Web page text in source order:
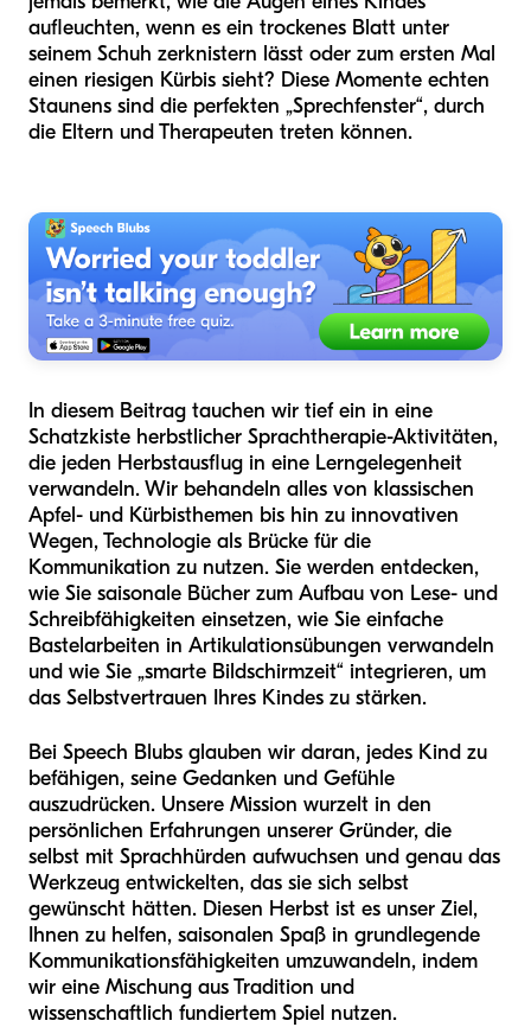
aufleuchten, wenn es ein trockenes Blatt unter
seinem Schuh zerknistern lässt oder zum ersten Mal
einen riesigen Kürbis sieht? Diese Momente echten
Staunens sind die perfekten „Sprechfenster“, durch
die Eltern und Therapeuten treten können.
In diesem Beitrag tauchen wir tief ein in eine
Schatzkiste herbstlicher Sprachtherapie-Aktivitäten,
die jeden Herbstausflug in eine Lerngelegenheit
verwandeln. Wir behandeln alles von klassischen
Apfel- und Kürbisthemen bis hin zu innovativen
Wegen, Technologie als Brücke für die
Kommunikation zu nutzen. Sie werden entdecken,
wie Sie saisonale Bücher zum Aufbau von Lese- und
Schreibfähigkeiten einsetzen, wie Sie einfache
Bastelarbeiten in Artikulationsübungen verwandeln
und wie Sie „smarte Bildschirmzeit“ integrieren, um
das Selbstvertrauen Ihres Kindes zu stärken.
Bei Speech Blubs glauben wir daran, jedes Kind zu
befähigen, seine Gedanken und Gefühle
auszudrücken. Unsere Mission wurzelt in den
persönlichen Erfahrungen unserer Gründer, die
selbst mit Sprachhürden aufwuchsen und genau das
Werkzeug entwickelten, das sie sich selbst
gewünscht hätten. Diesen Herbst ist es unser Ziel,
Ihnen zu helfen, saisonalen Spaß in grundlegende
Kommunikationsfähigkeiten umzuwandeln, indem
wir eine Mischung aus Tradition und
wissenschaftlich fundiertem Spiel nutzen.